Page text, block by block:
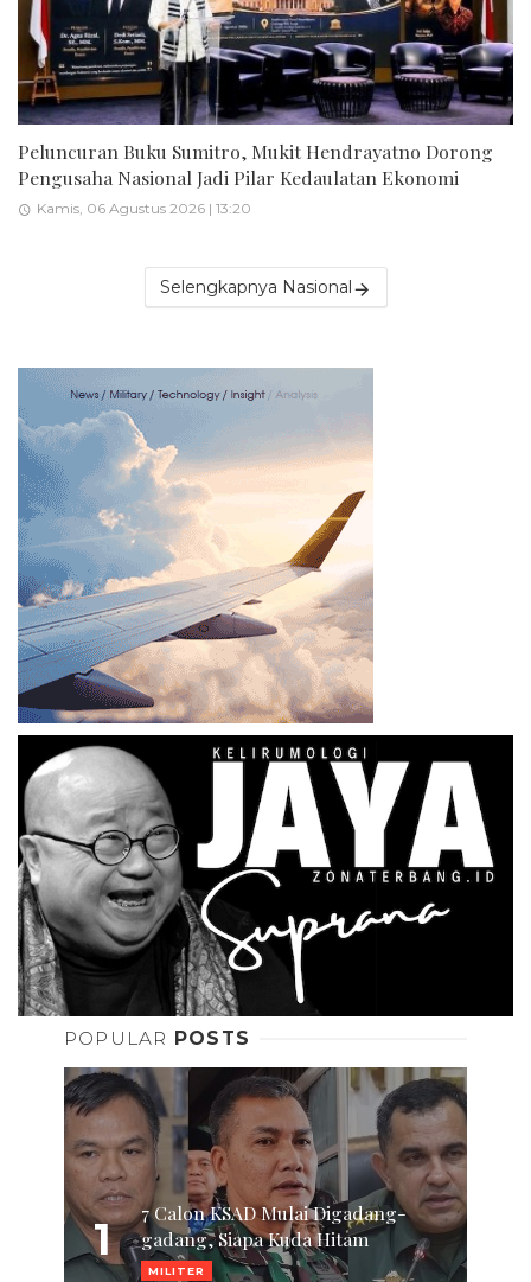
Peluncuran Buku Sumitro, Mukit Hendrayatno Dorong
Pengusaha Nasional Jadi Pilar Kedaulatan Ekonomi
Kamis, 06 Agustus 2026 | 13:20
Selengkapnya Nasional
POPULAR POSTS
1
7 Calon KSAD Mulai Digadang-
gadang, Siapa Kuda Hitam
MILITER